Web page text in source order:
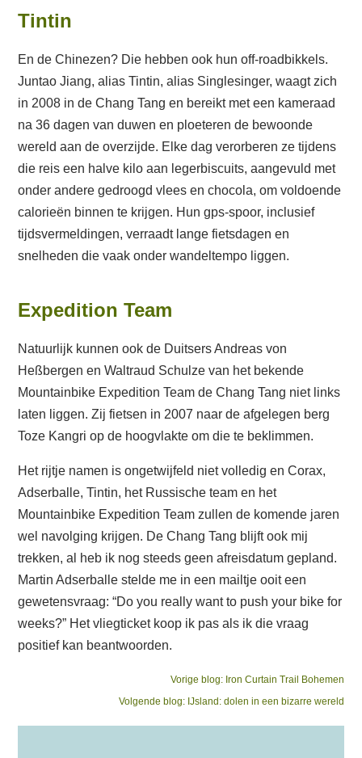
Tintin
En de Chinezen? Die hebben ook hun off-roadbikkels.
Juntao Jiang, alias Tintin, alias Singlesinger, waagt zich
in 2008 in de Chang Tang en bereikt met een kameraad
na 36 dagen van duwen en ploeteren de bewoonde
wereld aan de overzijde. Elke dag verorberen ze tijdens
die reis een halve kilo aan legerbiscuits, aangevuld met
onder andere gedroogd vlees en chocola, om voldoende
calorieën binnen te krijgen. Hun gps-spoor, inclusief
tijdsvermeldingen, verraadt lange fietsdagen en
snelheden die vaak onder wandeltempo liggen.
Expedition Team
Natuurlijk kunnen ook de Duitsers Andreas von
Heßbergen en Waltraud Schulze van het bekende
Mountainbike Expedition Team de Chang Tang niet links
laten liggen. Zij fietsen in 2007 naar de afgelegen berg
Toze Kangri op de hoogvlakte om die te beklimmen.
Het rijtje namen is ongetwijfeld niet volledig en Corax,
Adserballe, Tintin, het Russische team en het
Mountainbike Expedition Team zullen de komende jaren
wel navolging krijgen. De Chang Tang blijft ook mij
trekken, al heb ik nog steeds geen afreisdatum gepland.
Martin Adserballe stelde me in een mailtje ooit een
gewetensvraag: “Do you really want to push your bike for
weeks?” Het vliegticket koop ik pas als ik die vraag
positief kan beantwoorden.
Vorige blog: Previous
post:
Iron Curtain Trail Bohemen
Volgende blog: Next
IJsland: dolen in een bizarre wereld